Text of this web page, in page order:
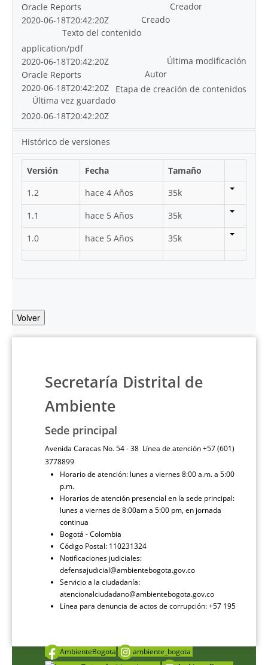
Creador
Oracle Reports
Creado
2020-06-18T20:42:20Z
Texto del contenido
application/pdf
Última modificación
2020-06-18T20:42:20Z
Autor
Oracle Reports
Etapa de creación de contenidos
2020-06-18T20:42:20Z
Última vez guardado
2020-06-18T20:42:20Z
Histórico de versiones
Versión Fecha
Tamaño
1.2
hace 4 Años
35k
1.1
hace 5 Años
35k
1.0
hace 5 Años 35k
Volver
Secretaría Distrital de
Ambiente
Sede principal
Avenida Caracas No. 54 - 38 Línea de atención +57 (601)
3778899
Horario de atención: lunes a viernes 8:00 a.m. a 5:00
p.m.
Horarios de atención presencial en la sede principal:
lunes a viernes de 8:00am a 5:00 pm, en jornada
continua
Bogotá - Colombia
Código Postal: 110231324
Notificaciones judiciales:
defensajudicial@ambientebogota.gov.co
Servicio a la ciudadanía:
atencionalciudadano@ambientebogota.gov.co
Línea para denuncia de actos de corrupción: +57 195
AmbienteBogota
ambiente_bogota